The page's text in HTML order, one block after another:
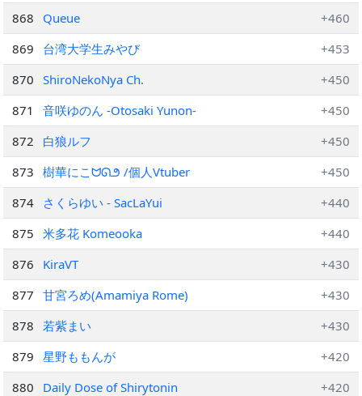
868
Queue
+460
869
台湾大学生みやび
+453
870
ShiroNekoNya Ch.
+450
871
音咲ゆのん -Otosaki Yunon-
+450
872
白狼ルフ
+450
873
樹華にこᗢᘏ౨ /個人Vtuber
+450
874
さくらゆい - SacLaYui
+440
875
米多花 Komeooka
+440
876
KiraVT
+430
877
甘宮ろめ(Amamiya Rome)
+430
878
若紫まい
+430
879
星野ももんが
+420
880
Daily Dose of Shirytonin
+420